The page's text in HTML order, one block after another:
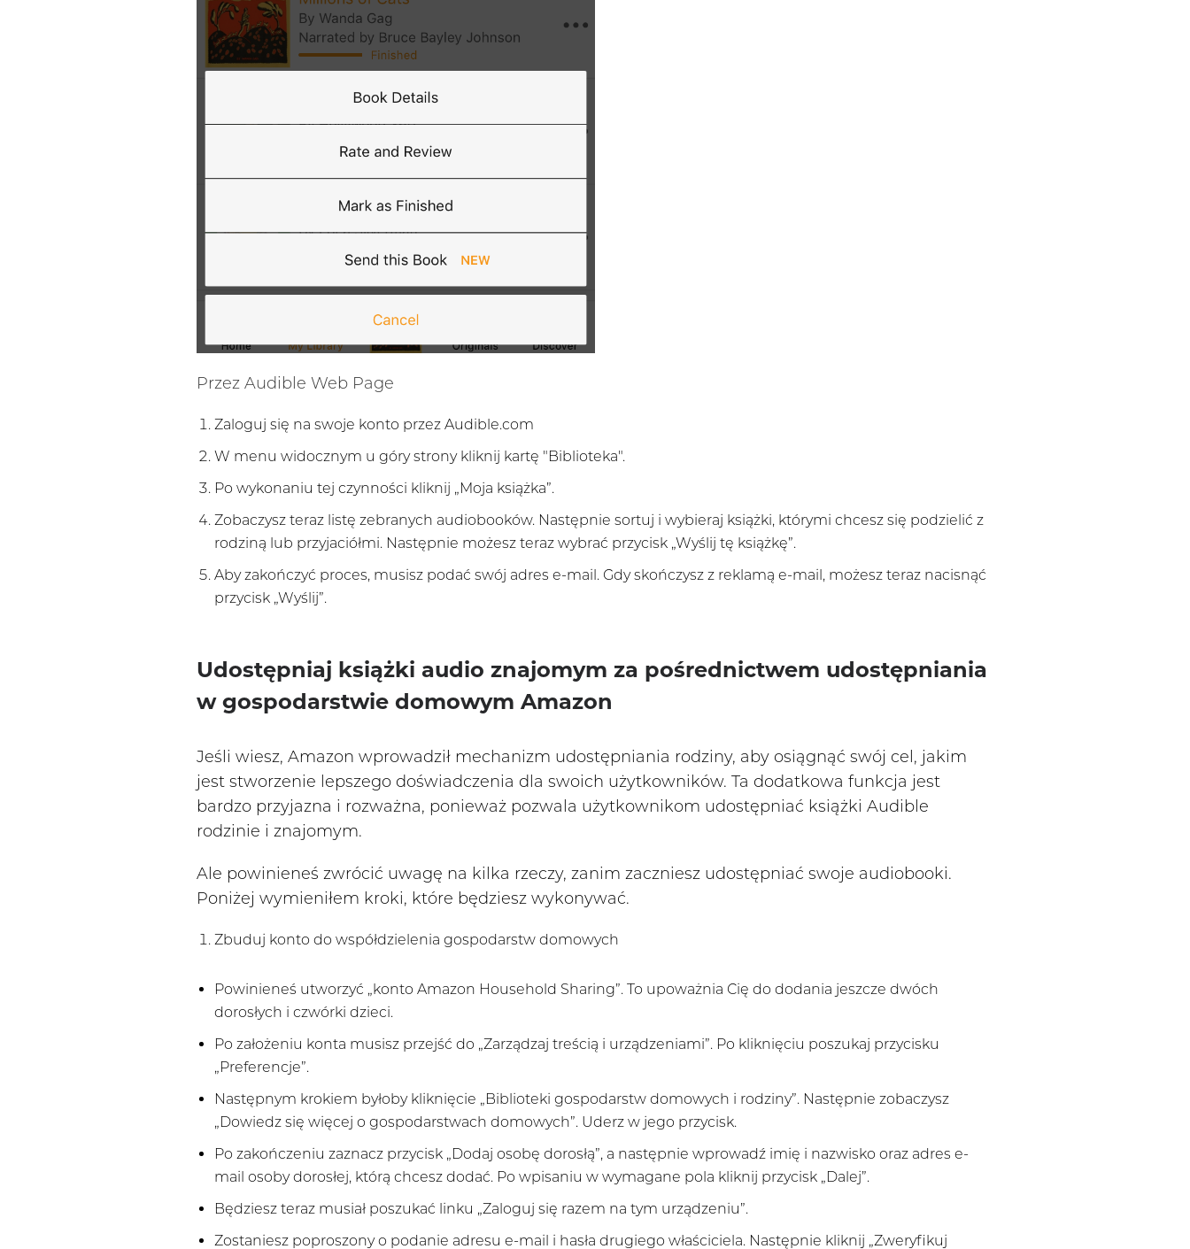
Przez Audible Web Page
Zaloguj się na swoje konto przez Audible.com
W menu widocznym u góry strony kliknij kartę "Biblioteka".
Po wykonaniu tej czynności kliknij „Moja książka”.
Zobaczysz teraz listę zebranych audiobooków. Następnie sortuj i wybieraj książki, którymi chcesz się podzielić z
rodziną lub przyjaciółmi. Następnie możesz teraz wybrać przycisk „Wyślij tę książkę”.
Aby zakończyć proces, musisz podać swój adres e-mail. Gdy skończysz z reklamą e-mail, możesz teraz nacisnąć
przycisk „Wyślij”.
Udostępniaj książki audio znajomym za pośrednictwem udostępniania
w gospodarstwie domowym Amazon
Jeśli wiesz, Amazon wprowadził mechanizm udostępniania rodziny, aby osiągnąć swój cel, jakim
jest stworzenie lepszego doświadczenia dla swoich użytkowników. Ta dodatkowa funkcja jest
bardzo przyjazna i rozważna, ponieważ pozwala użytkownikom udostępniać książki Audible
rodzinie i znajomym.
Ale powinieneś zwrócić uwagę na kilka rzeczy, zanim zaczniesz udostępniać swoje audiobooki.
Poniżej wymieniłem kroki, które będziesz wykonywać.
Zbuduj konto do współdzielenia gospodarstw domowych
Powinieneś utworzyć „konto Amazon Household Sharing”. To upoważnia Cię do dodania jeszcze dwóch
dorosłych i czwórki dzieci.
Po założeniu konta musisz przejść do „Zarządzaj treścią i urządzeniami”. Po kliknięciu poszukaj przycisku
„Preferencje”.
Następnym krokiem byłoby kliknięcie „Biblioteki gospodarstw domowych i rodziny”. Następnie zobaczysz
„Dowiedz się więcej o gospodarstwach domowych”. Uderz w jego przycisk.
Po zakończeniu zaznacz przycisk „Dodaj osobę dorosłą”, a następnie wprowadź imię i nazwisko oraz adres e-
mail osoby dorosłej, którą chcesz dodać. Po wpisaniu w wymagane pola kliknij przycisk „Dalej”.
Będziesz teraz musiał poszukać linku „Zaloguj się razem na tym urządzeniu”.
Zostaniesz poproszony o podanie adresu e-mail i hasła drugiego właściciela. Następnie kliknij „Zweryfikuj